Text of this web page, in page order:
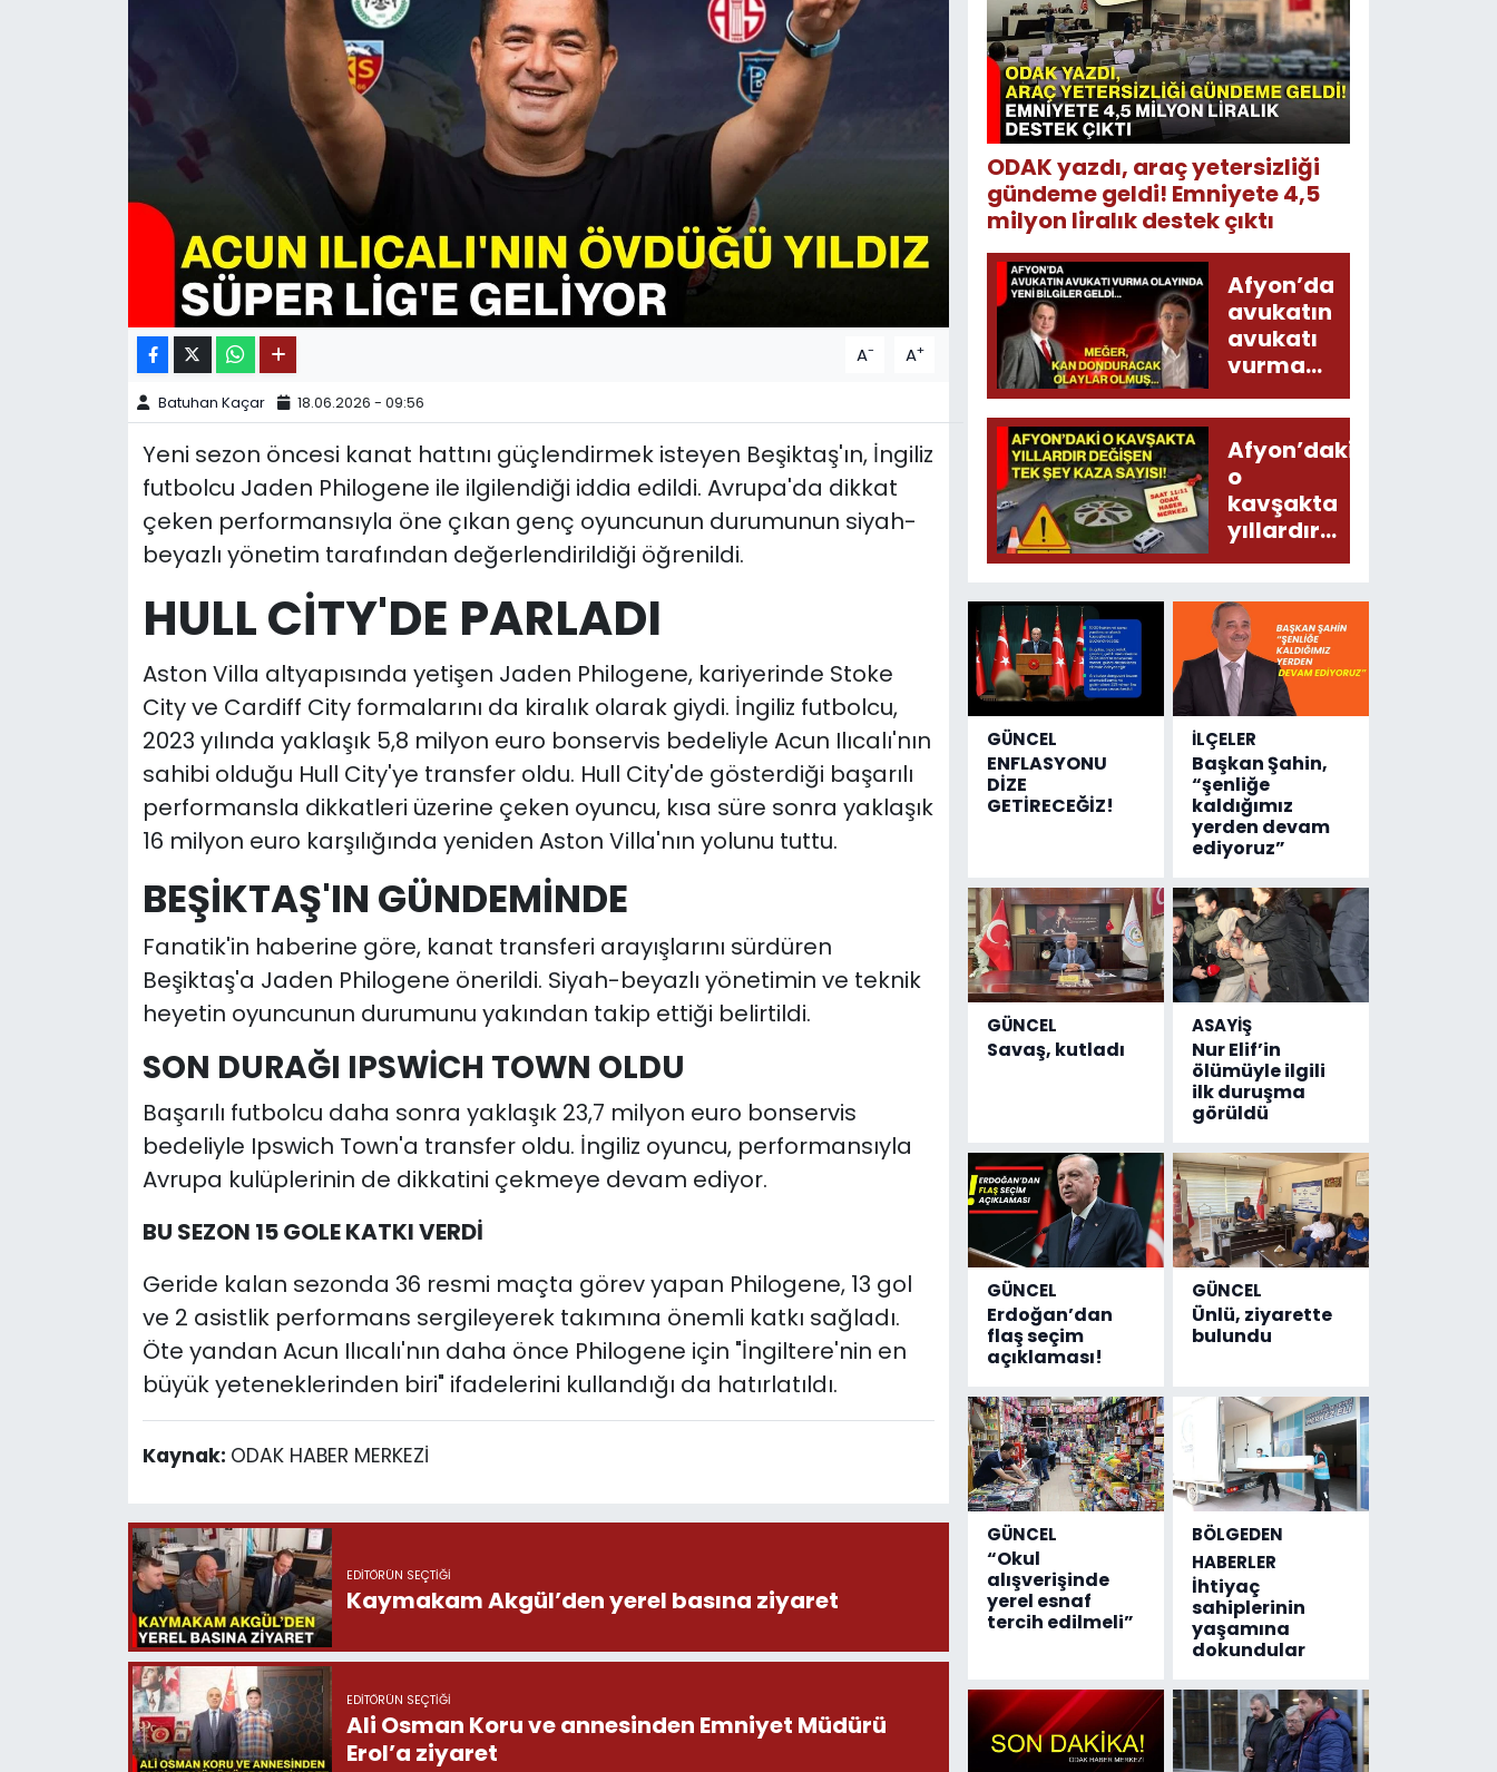
A- A+
Batuhan Kaçar 18.06.2026 - 09:56
Yeni sezon öncesi kanat hattını güçlendirmek isteyen Beşiktaş'ın, İngiliz
futbolcu Jaden Philogene ile ilgilendiği iddia edildi. Avrupa'da dikkat
çeken performansıyla öne çıkan genç oyuncunun durumunun siyah-
beyazlı yönetim tarafından değerlendirildiği öğrenildi.
HULL CİTY'DE PARLADI
Aston Villa altyapısında yetişen Jaden Philogene, kariyerinde Stoke
City ve Cardiff City formalarını da kiralık olarak giydi. İngiliz futbolcu,
2023 yılında yaklaşık 5,8 milyon euro bonservis bedeliyle Acun Ilıcalı'nın
sahibi olduğu Hull City'ye transfer oldu. Hull City'de gösterdiği başarılı
performansla dikkatleri üzerine çeken oyuncu, kısa süre sonra yaklaşık
16 milyon euro karşılığında yeniden Aston Villa'nın yolunu tuttu.
BEŞİKTAŞ'IN GÜNDEMİNDE
Fanatik'in haberine göre, kanat transferi arayışlarını sürdüren
Beşiktaş'a Jaden Philogene önerildi. Siyah-beyazlı yönetimin ve teknik
heyetin oyuncunun durumunu yakından takip ettiği belirtildi.
SON DURAĞI IPSWİCH TOWN OLDU
Başarılı futbolcu daha sonra yaklaşık 23,7 milyon euro bonservis
bedeliyle Ipswich Town'a transfer oldu. İngiliz oyuncu, performansıyla
Avrupa kulüplerinin de dikkatini çekmeye devam ediyor.
BU SEZON 15 GOLE KATKI VERDİ
Geride kalan sezonda 36 resmi maçta görev yapan Philogene, 13 gol
ve 2 asistlik performans sergileyerek takımına önemli katkı sağladı.
Öte yandan Acun Ilıcalı'nın daha önce Philogene için "İngiltere'nin en
büyük yeteneklerinden biri" ifadelerini kullandığı da hatırlatıldı.
Kaynak: ODAK HABER MERKEZİ
EDITÖRÜN SEÇTIĞI
Kaymakam Akgül’den yerel basına ziyaret
EDITÖRÜN SEÇTIĞI
Ali Osman Koru ve annesinden Emniyet Müdürü
Erol’a ziyaret
ODAK yazdı, araç yetersizliği
gündeme geldi! Emniyete 4,5
milyon liralık destek çıktı
Afyon’da
avukatın
avukatı
vurma
olayında
yeni bilgiler
geldi...
Meğer, kan
donduracak
olaylar
olmuş...
Afyon’daki
o
kavşakta
yıllardır
değişen
kaza
sayısı!
GÜNCEL
ENFLASYONU
DİZE
GETİRECEĞİZ!
İLÇELER
Başkan Şahin,
“şenliğe
kaldığımız
yerden devam
ediyoruz”
GÜNCEL
Savaş, kutladı
ASAYİŞ
Nur Elif’in
ölümüyle ilgili
ilk duruşma
görüldü
GÜNCEL
Erdoğan’dan
flaş seçim
açıklaması!
GÜNCEL
Ünlü, ziyarette
bulundu
GÜNCEL
“Okul
alışverişinde
yerel esnaf
tercih edilmeli”
BÖLGEDEN
HABERLER
İhtiyaç
sahiplerinin
yaşamına
dokundular
11:11 MANŞET